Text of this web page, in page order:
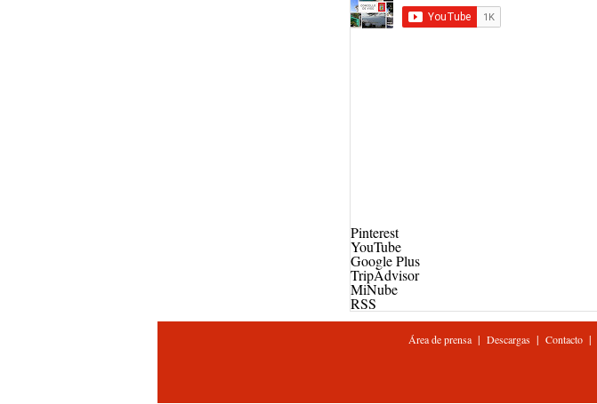
Pinterest
YouTube
Google Plus
TripAdvisor
MiNube
RSS
Área de prensa| Descargas| Contacto|